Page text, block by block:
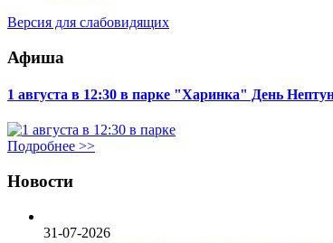
Версия для слабовидящих
Афиша
1 августа в 12:30 в парке "Харинка" День
Подробнее >>
Новости
31-07-2026